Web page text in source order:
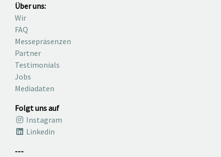
Über uns:
Wir
FAQ
Messepräsenzen
Partner
Testimonials
Jobs
Mediadaten
Folgt uns auf
Instagram
Linkedin
---